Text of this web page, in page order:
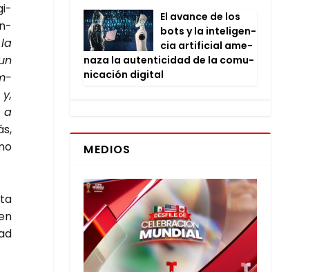
a
El avan­ce de los
bots y la inte­li­gen­
cia arti­fi­cial ame­
na­za la auten­ti­ci­dad de la comu­
ni­ca­ción digi­tal
MEDIOS